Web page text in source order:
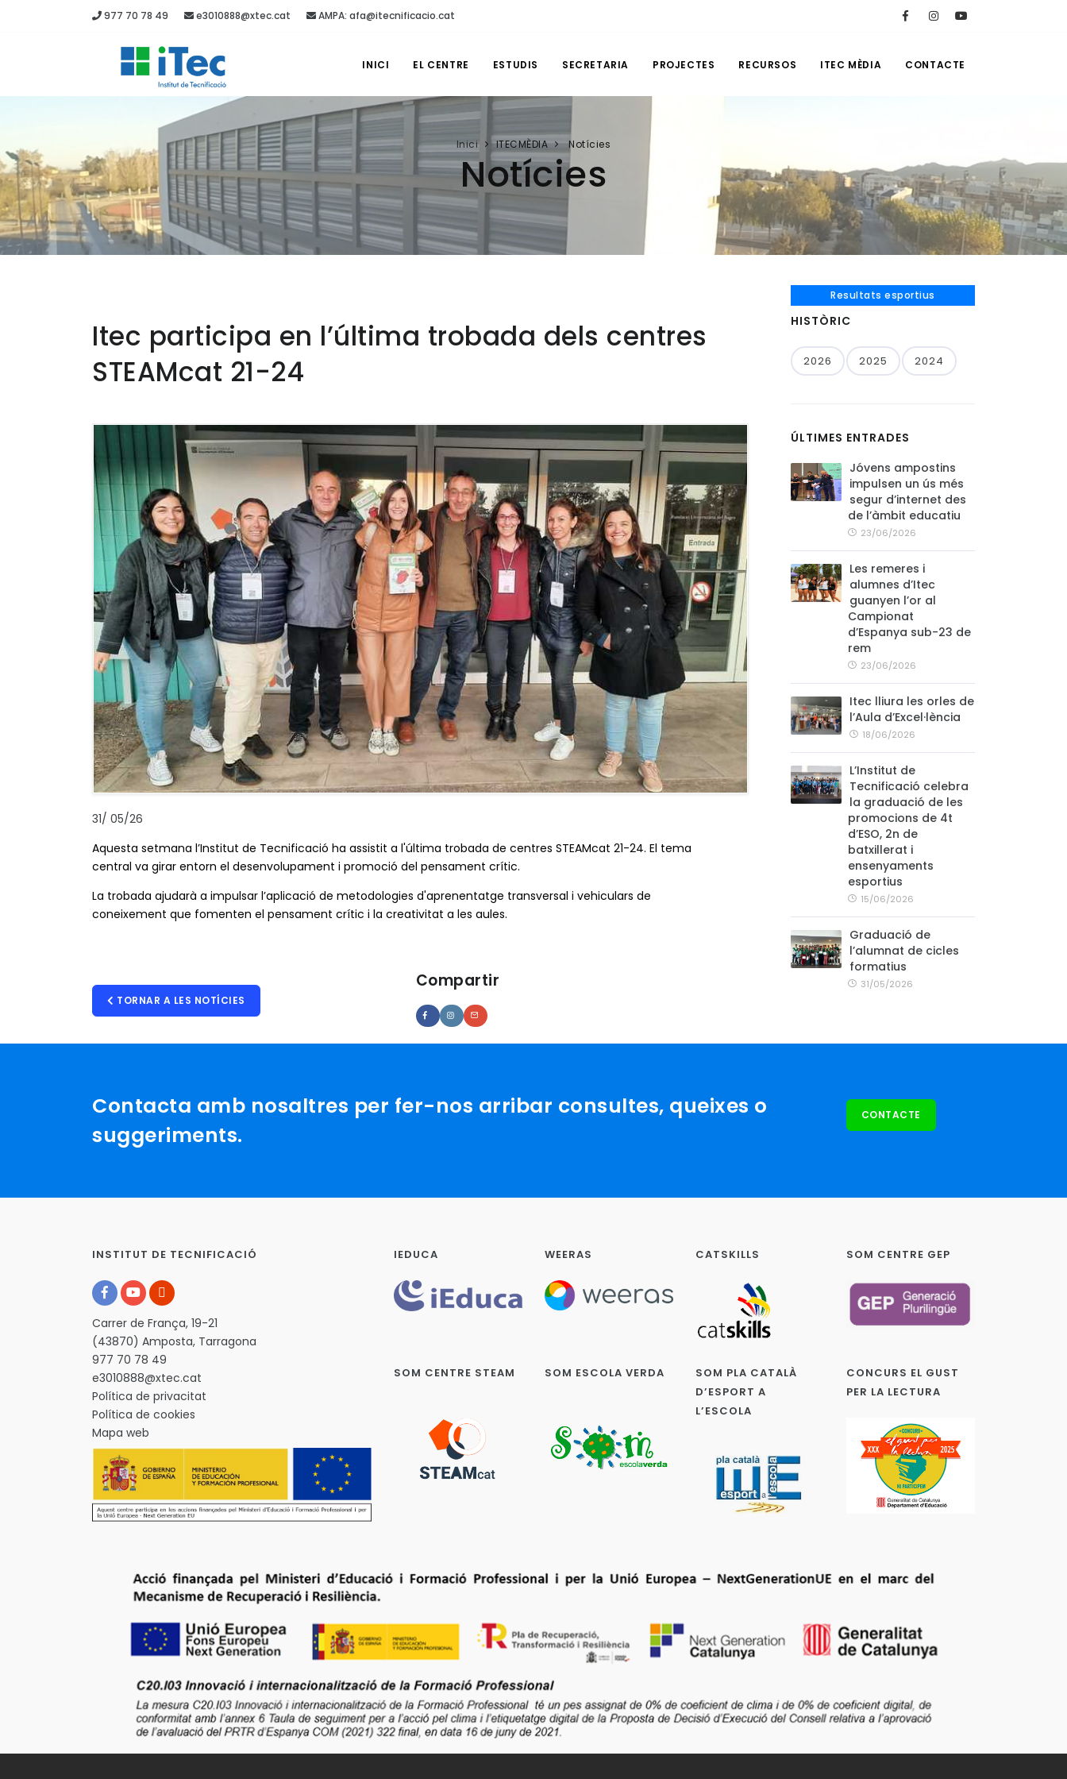
977 70 78 49 e3010888@xtec.cat AMPA: afa@itecnificacio.cat
INICI EL CENTRE ESTUDIS SECRETARIA PROJECTES RECURSOS ITEC MÈDIA CONTACTE
Inici ITECMÈDIA Notícies
Notícies
Resultats esportius
HISTÒRIC
2026 2025 2024
ÚLTIMES ENTRADES
Jóvens ampostins
impulsen un ús més
segur d’internet des
de l’àmbit educatiu
23/06/2026
Les remeres i
alumnes d’Itec
guanyen l’or al
Campionat
d’Espanya sub-23 de
rem
23/06/2026
Itec lliura les orles de
l’Aula d’Excel·lència
18/06/2026
L’Institut de
Tecnificació celebra
la graduació de les
promocions de 4t
d’ESO, 2n de
batxillerat i
ensenyaments
esportius
15/06/2026
Graduació de
l’alumnat de cicles
formatius
31/05/2026
Itec participa en l’última trobada dels centres
STEAMcat 21-24
31/ 05/26
Aquesta setmana l’Institut de Tecnificació ha assistit a l'última trobada de centres STEAMcat 21-24. El tema
central va girar entorn el desenvolupament i promoció del pensament crític.
La trobada ajudarà a impulsar l’aplicació de metodologies d'aprenentatge transversal i vehiculars de
coneixement que fomenten el pensament crític i la creativitat a les aules.
TORNAR A LES NOTÍCIES
Compartir
Contacta amb nosaltres per fer-nos arribar consultes, queixes o
suggeriments.
CONTACTE
INSTITUT DE TECNIFICACIÓ
Carrer de França, 19-21
(43870) Amposta, Tarragona
977 70 78 49
e3010888@xtec.cat
Política de privacitat
Política de cookies
Mapa web
IEDUCA WEERAS CATSKILLS SOM CENTRE GEP
SOM CENTRE STEAM SOM ESCOLA VERDA
SOM PLA CATALÀ
D’ESPORT A
L’ESCOLA
CONCURS EL GUST
PER LA LECTURA